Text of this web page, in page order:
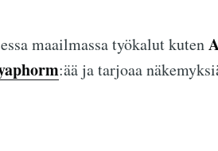
maailmassa työkalut kuten
:ää ja tarjoaa